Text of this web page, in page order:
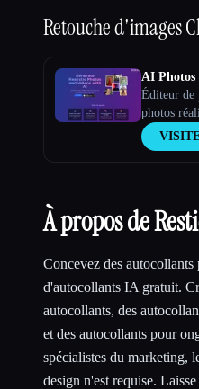
Retouche d'images
AI
Éditeur de
photos
À propos de
Concevez des autocollants
d'autocollants IA gratuit.
autocollants, des
et des autocollants pour
spécialistes du marketing,
design n'est requise.